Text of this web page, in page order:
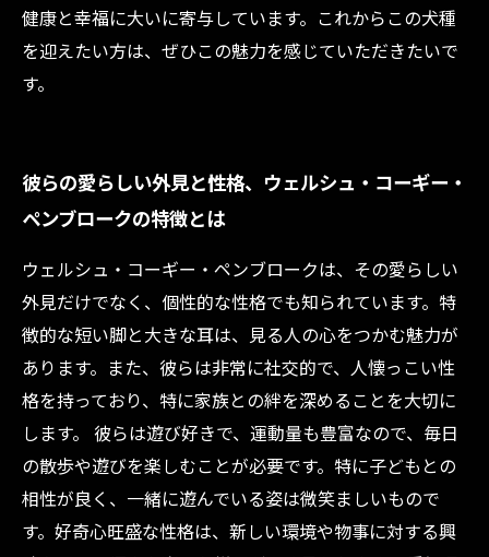
健康と幸福に大いに寄与しています。これからこの犬種
を迎えたい方は、ぜひこの魅力を感じていただきたいで
す。
彼らの愛らしい外見と性格、ウェルシュ・コーギー・
ペンブロークの特徴とは
ウェルシュ・コーギー・ペンブロークは、その愛らしい
外見だけでなく、個性的な性格でも知られています。特
徴的な短い脚と大きな耳は、見る人の心をつかむ魅力が
あります。また、彼らは非常に社交的で、人懐っこい性
格を持っており、特に家族との絆を深めることを大切に
します。 彼らは遊び好きで、運動量も豊富なので、毎日
の散歩や遊びを楽しむことが必要です。特に子どもとの
相性が良く、一緒に遊んでいる姿は微笑ましいもので
す。好奇心旺盛な性格は、新しい環境や物事に対する興